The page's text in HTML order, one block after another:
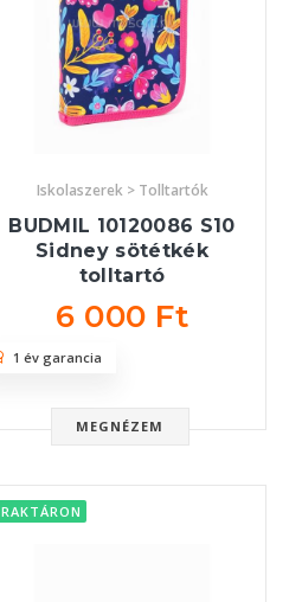
Iskolaszerek > Tolltartók
BUDMIL 10120086 S10
Sidney sötétkék
tolltartó
6 000 Ft
MEGNÉZEM
1 év garancia
RAKTÁRON